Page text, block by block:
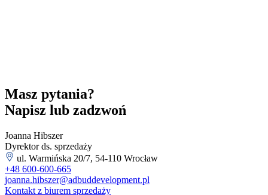
Masz pytania?
Napisz lub zadzwoń
Joanna Hibszer
Dyrektor ds. sprzedaży
ul. Warmińska 20/7, 54-110 Wrocław
+48 600-600-665
joanna.hibszer@adbuddevelopment.pl
Kontakt z biurem sprzedaży